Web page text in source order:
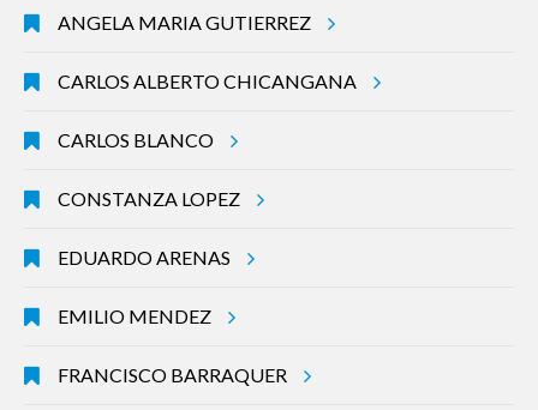
ANGELA MARIA GUTIERREZ
CARLOS ALBERTO CHICANGANA
CARLOS BLANCO
CONSTANZA LOPEZ
EDUARDO ARENAS
EMILIO MENDEZ
FRANCISCO BARRAQUER